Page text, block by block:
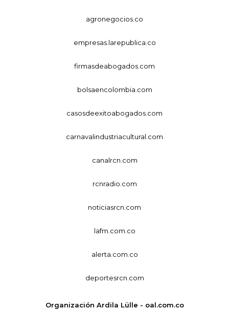
agronegocios.co
empresas.larepublica.co
firmasdeabogados.com
bolsaencolombia.com
casosdeexitoabogados.com
carnavalindustriacultural.com
canalrcn.com
rcnradio.com
noticiasrcn.com
lafm.com.co
alerta.com.co
deportesrcn.com
Organización Ardila Lülle - oal.com.co